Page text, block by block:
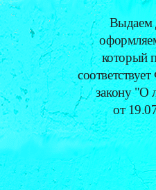
Выдаем
который
закону "О
от